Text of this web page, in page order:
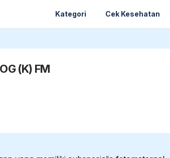
Kategori Cek Kesehatan
(K) FM